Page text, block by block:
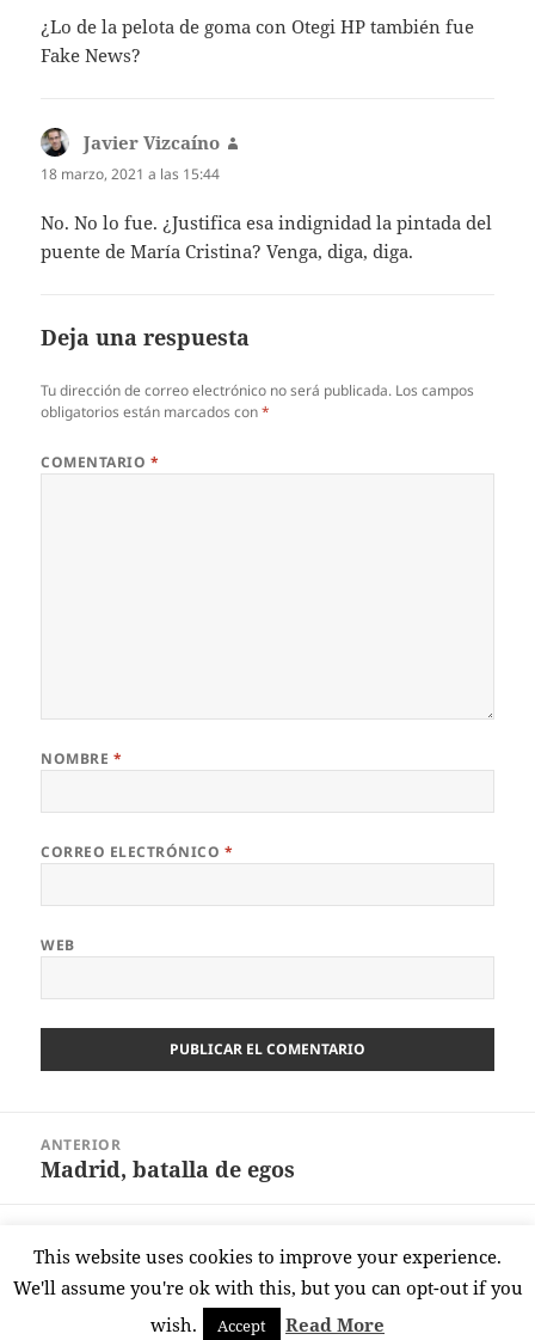
¿Lo de la pelota de goma con Otegi HP también fue
Fake News?
Javier Vizcaíno
18 marzo, 2021 a las 15:44
No. No lo fue. ¿Justifica esa indignidad la pintada del
puente de María Cristina? Venga, diga, diga.
Deja una respuesta
Tu dirección de correo electrónico no será publicada. Los campos
obligatorios están marcados con*
COMENTARIO *
NOMBRE *
CORREO ELECTRÓNICO *
WEB
entradas
ANTERIOR
Entrada
Madrid, batalla de egos
Entrada
siguiente:
¿Cuarta ola?
Funciona gracias a WordPress
This website uses cookies to improve your experience.
We'll assume you're ok with this, but you can opt-out if you
wish.
Accept Read More